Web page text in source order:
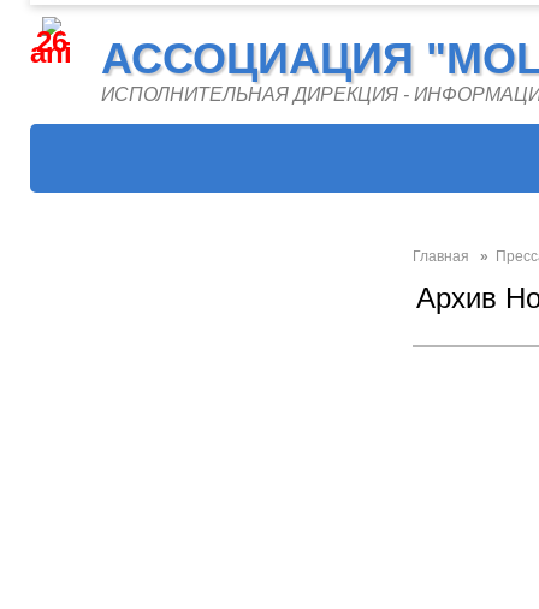
26
ani АССОЦИАЦИЯ
ИСПОЛНИТЕЛЬНАЯ ДИРЕКЦИЯ -
Главная »
Архив